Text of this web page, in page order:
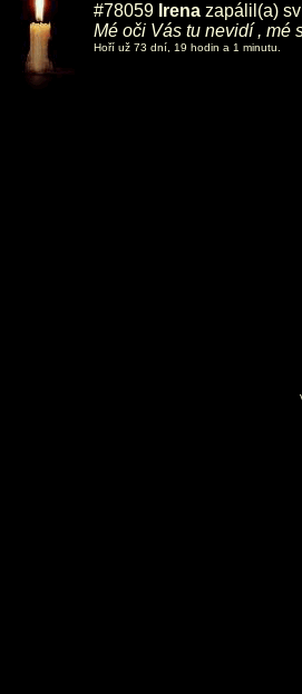
#78059 Irena zapálil(a)
Mé oči Vás tu nevidí , mé
Hoří už 73 dní, 19 hodin a 1 minutu.